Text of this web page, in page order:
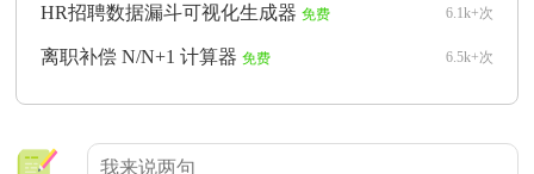
6.1k+次
HR招聘数据漏斗可视化生成器 免费
6.5k+次
离职补偿 N/N+1 计算器 免费